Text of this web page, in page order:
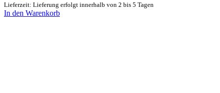
Lieferzeit: Lieferung erfolgt innerhalb von 2 bis 5 Tagen
In den Warenkorb